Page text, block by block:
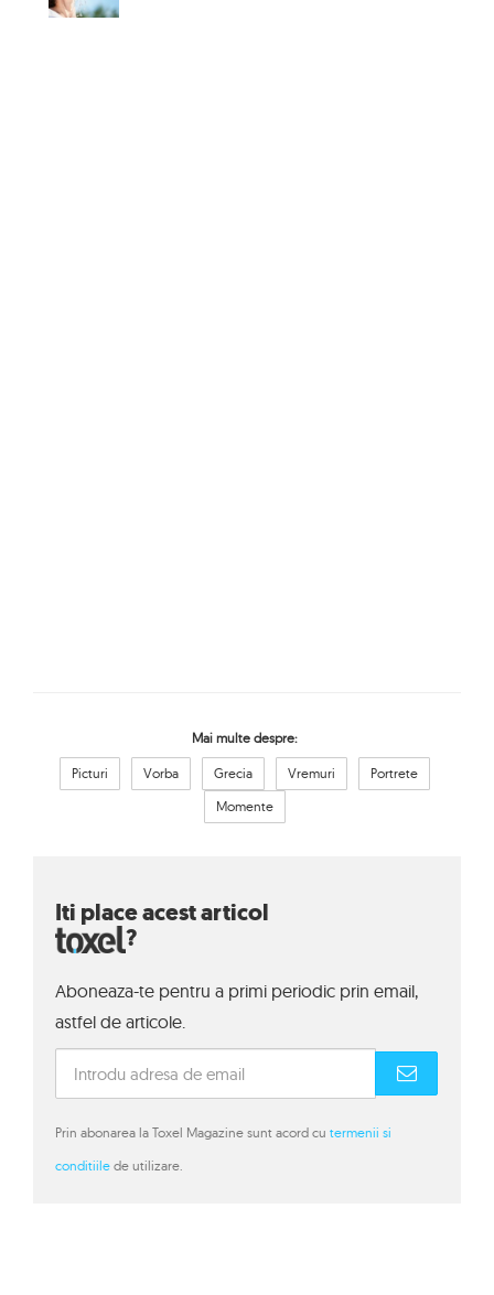
Mai multe despre:
Picturi Vorba Grecia Vremuri
Portrete
Momente
Iti place acest articol
?
Aboneaza-te pentru a primi periodic prin email,
astfel de articole.
Prin abonarea la Toxel Magazine sunt acord cu termenii si
conditiile de utilizare.